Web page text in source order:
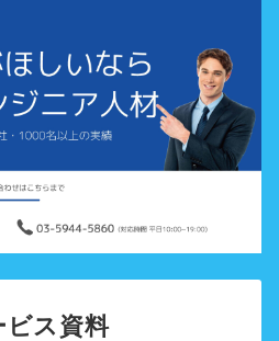
ビス資料